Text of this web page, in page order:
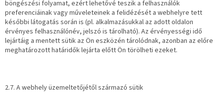
böngészési folyamat, ezért lehetővé teszik a felhasználók
preferenciáinak vagy műveleteinek a felidézését a webhelyre tett
későbbi látogatás során is (pl. alkalmazásukkal az adott oldalon
érvényes felhasználónév, jelszó is tárolható). Az érvényességi idő
lejártáig a mentett sütik az Ön eszközén tárolódnak, azonban az előre
meghatározott határidők lejárta előtt Ön törölheti ezeket.
2.7. A webhely üzemeltetőjétől származó sütik